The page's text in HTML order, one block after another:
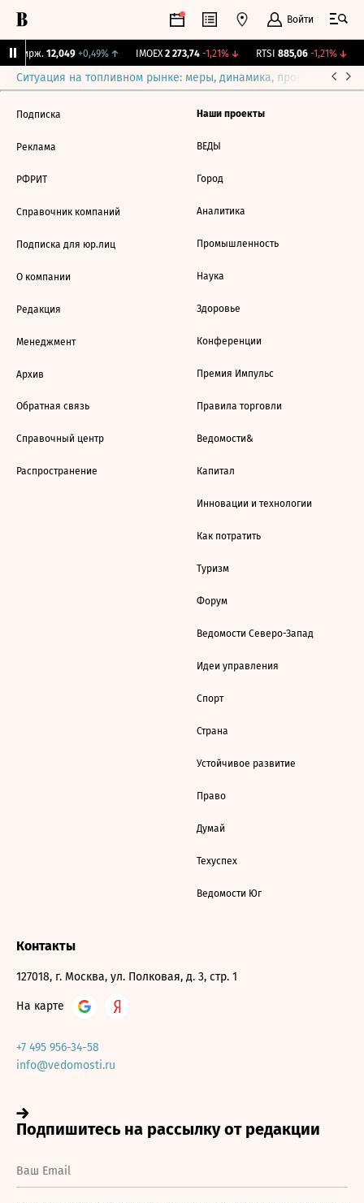
Войти
Бирж. 12,049 +0,49%↑ IMOEX 2 273,74 -1,21%↓ RTSI 885,06 -1,21%↓
Ситуация на топливном рынке: меры, динамика, прогнозы
Подписка
Реклама
РФРИТ
Справочник компаний
Подписка для юр.лиц
О компании
Редакция
Менеджмент
Архив
Обратная связь
Справочный центр
Распространение
Наши проекты
ВЕДЫ
Город
Аналитика
Промышленность
Наука
Здоровье
Конференции
Премия Импульс
Правила торговли
Ведомости&
Капитал
Инновации и технологии
Как потратить
Туризм
Форум
Ведомости Северо-Запад
Идеи управления
Спорт
Страна
Устойчивое развитие
Право
Думай
Техуспех
Ведомости Юг
Контакты
127018, г. Москва, ул. Полковая, д. 3, стр. 1
На карте
+7 495 956-34-58
info@vedomosti.ru